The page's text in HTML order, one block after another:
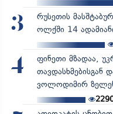
3
რუსეთის
ოლქში 14
4
ფინეთი მზადაა,
თავდასხმებისგან
ვოლოდიმირ